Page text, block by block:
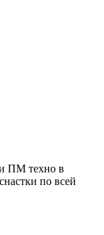
ПМ техно в
по всей